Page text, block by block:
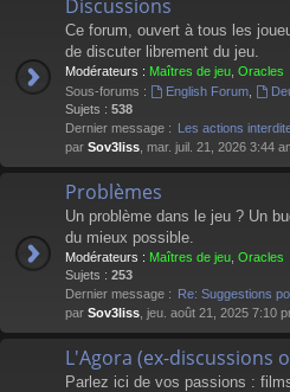
Discussions
Ce forum, ouvert à tous les
de discuter librement du jeu.
Modérateurs : Maîtres de jeu Oracles
Sous-forums :
English Forum,
Sujets : 538
Dernier message : Les actions
par Sov3liss , mar. juil. 21, 2026 3:44
Problèmes
Un problème dans le jeu ? Un
du mieux possible.
Modérateurs : Maîtres de jeu Oracles
Sujets : 253
Dernier message : Re: Suggestions
par Sov3liss , jeu. août 21, 2025 7:10
L'Agora (ex-discussions
Parlez ici de vos passions :